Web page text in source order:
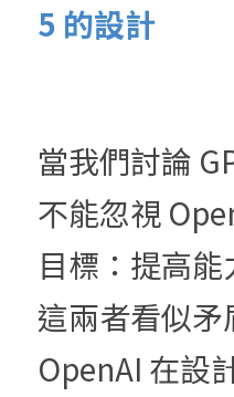
5 的設計
當我們討論
不能忽視
目標：提高能
這兩者看似
OpenAI 在設